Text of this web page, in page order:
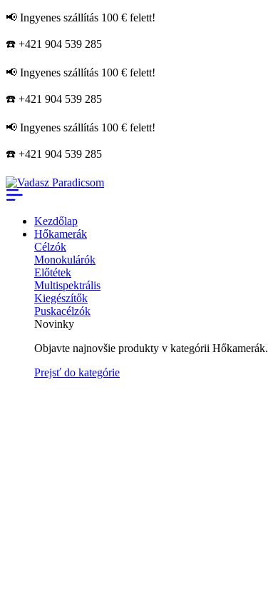
📢 Ingyenes szállítás 100 € felett!
☎️ +421 904 539 285
📢 Ingyenes szállítás 100 € felett!
☎️ +421 904 539 285
📢 Ingyenes szállítás 100 € felett!
☎️ +421 904 539 285
Kezdőlap
Hőkamerák
Célzók
Monokulárók
Előtétek
Multispektrális
Kiegészítők
Puskacélzók
Novinky
Objavte najnovšie produkty v kategórii Hőkamerák.
Prejsť do kategórie